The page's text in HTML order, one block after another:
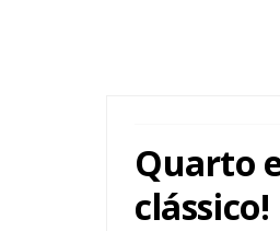
Quarto
clássico!